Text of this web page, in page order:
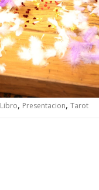
Libro, Presentacion, Tarot